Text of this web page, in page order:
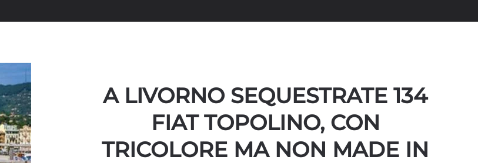
A LIVORNO SEQUESTRATE 134
FIAT TOPOLINO, CON
TRICOLORE MA NON MADE IN